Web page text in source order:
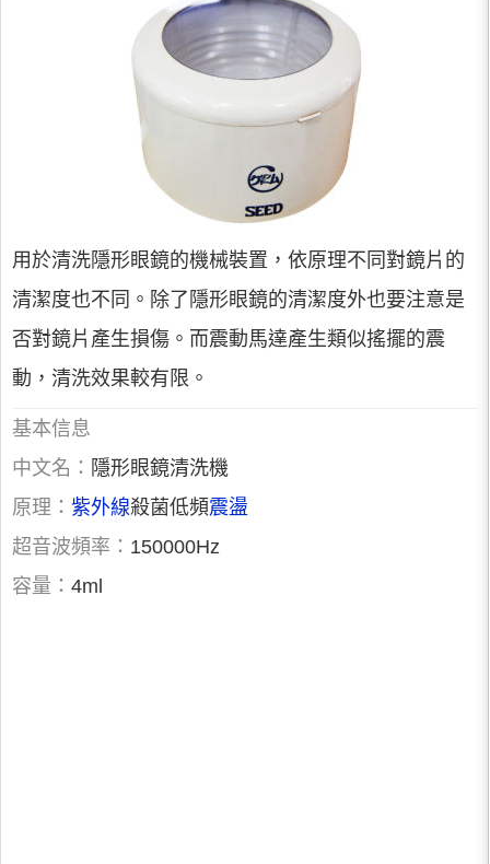
用於清洗隱形眼鏡的機械裝置，依原理不同對鏡片的
清潔度也不同。除了隱形眼鏡的清潔度外也要注意是
否對鏡片產生損傷。而震動馬達產生類似搖擺的震
動，清洗效果較有限。
基本信息
中文名： 隱形眼鏡清洗機
原理： 紫外線殺菌低頻震盪
超音波頻率： 150000Hz
容量： 4ml